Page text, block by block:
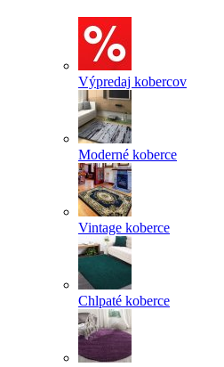
Výpredaj kobercov
Moderné koberce
Vintage koberce
Chlpaté koberce